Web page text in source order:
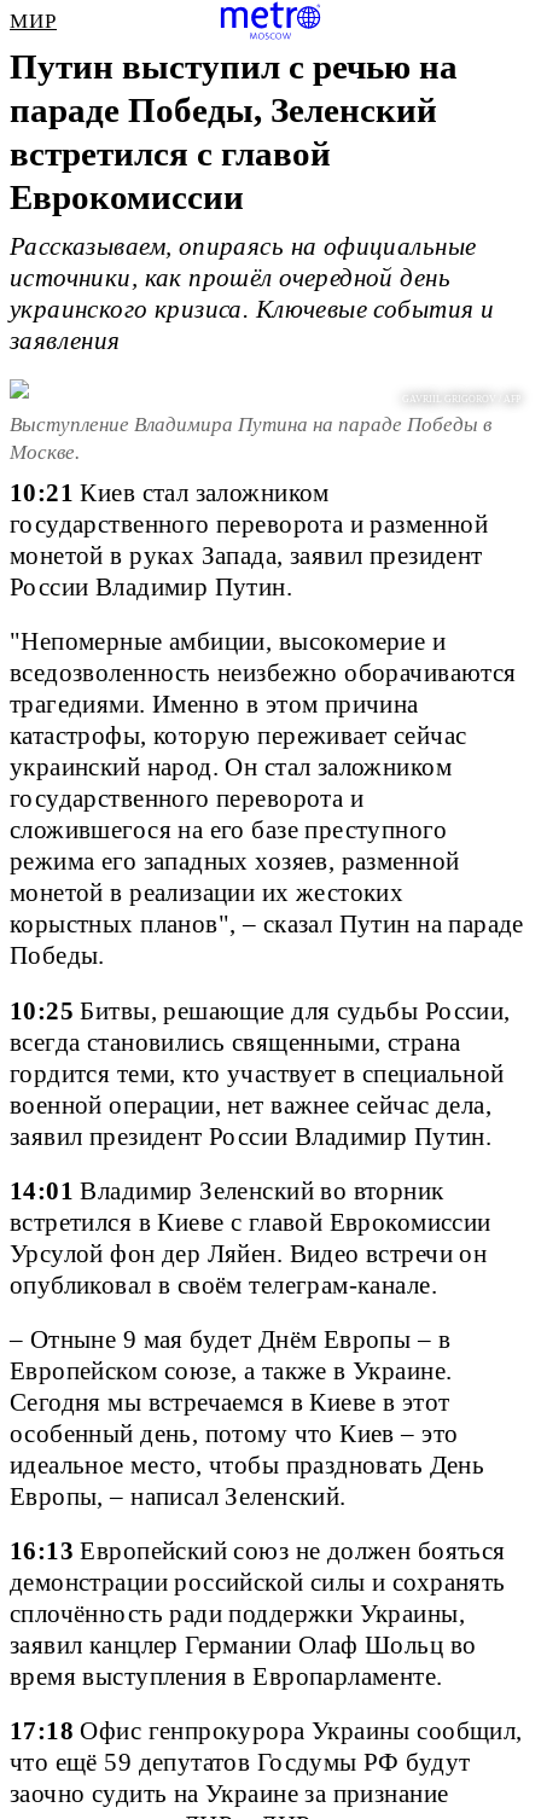
МИР
Путин выступил с речью на
параде Победы, Зеленский
встретился с главой
Еврокомиссии
Рассказываем, опираясь на официальные
источники, как прошёл очередной день
украинского кризиса. Ключевые события и
заявления
GAVRIIL GRIGOROV / AFP
Выступление Владимира Путина на параде Победы в
Москве.
10:21 Киев стал заложником
государственного переворота и разменной
монетой в руках Запада, заявил президент
России Владимир Путин.
"Непомерные амбиции, высокомерие и
вседозволенность неизбежно оборачиваются
трагедиями. Именно в этом причина
катастрофы, которую переживает сейчас
украинский народ. Он стал заложником
государственного переворота и
сложившегося на его базе преступного
режима его западных хозяев, разменной
монетой в реализации их жестоких
корыстных планов", – сказал Путин на параде
Победы.
10:25 Битвы, решающие для судьбы России,
всегда становились священными, страна
гордится теми, кто участвует в специальной
военной операции, нет важнее сейчас дела,
заявил президент России Владимир Путин.
14:01 Владимир Зеленский во вторник
встретился в Киеве с главой Еврокомиссии
Урсулой фон дер Ляйен. Видео встречи он
опубликовал в своём телеграм-канале.
– Отныне 9 мая будет Днём Европы – в
Европейском союзе, а также в Украине.
Сегодня мы встречаемся в Киеве в этот
особенный день, потому что Киев – это
идеальное место, чтобы праздновать День
Европы, – написал Зеленский.
16:13 Европейский союз не должен бояться
демонстрации российской силы и сохранять
сплочённость ради поддержки Украины,
заявил канцлер Германии Олаф Шольц во
время выступления в Европарламенте.
17:18 Офис генпрокурора Украины сообщил,
что ещё 59 депутатов Госдумы РФ будут
заочно судить на Украине за признание